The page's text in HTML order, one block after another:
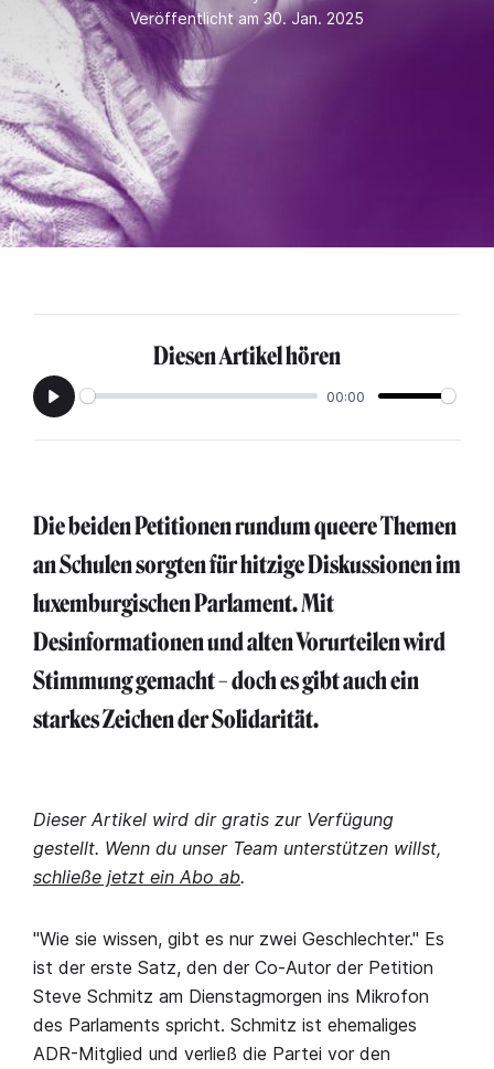
Veröffentlicht am 30. Jan. 2025
Diesen Artikel hören
Play
00:00
Die beiden Petitionen rundum queere Themen
an Schulen sorgten für hitzige Diskussionen im
luxemburgischen Parlament. Mit
Desinformationen und alten Vorurteilen wird
Stimmung gemacht – doch es gibt auch ein
starkes Zeichen der Solidarität.
Dieser Artikel wird dir gratis zur Verfügung
gestellt. Wenn du unser Team unterstützen willst,
schließe jetzt ein Abo ab.
"Wie sie wissen, gibt es nur zwei Geschlechter." Es
ist der erste Satz, den der Co-Autor der Petition
Steve Schmitz am Dienstagmorgen ins Mikrofon
des Parlaments spricht. Schmitz ist ehemaliges
ADR-Mitglied und verließ die Partei vor den